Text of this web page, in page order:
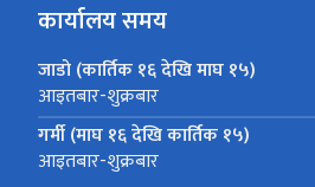
कार्यालय समय
जाडो (कार्तिक १६ देखि माघ १५)
आइतबार-शुक्रबार
गर्मी (माघ १६ देखि कार्तिक १५)
आइतबार-शुक्रबार